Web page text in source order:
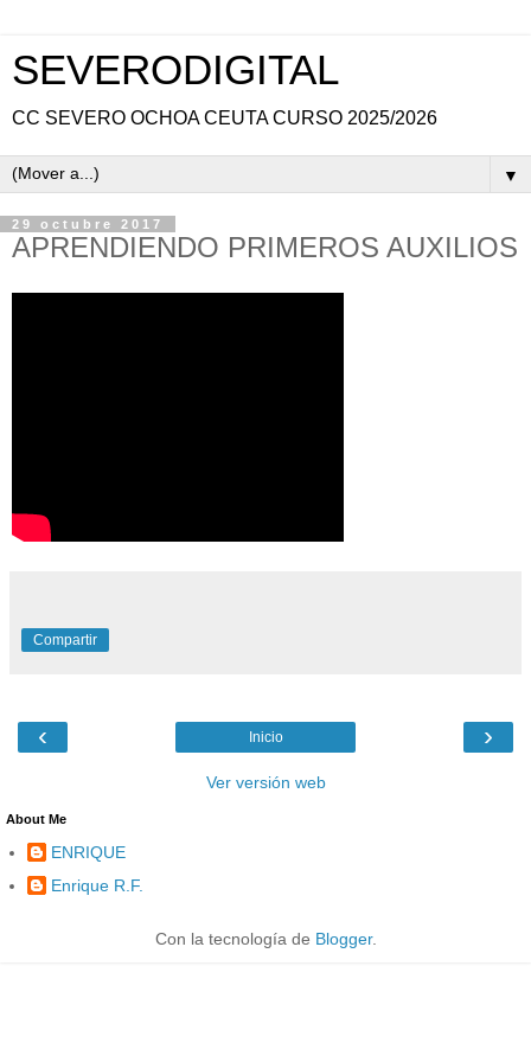
SEVERODIGITAL
CC SEVERO OCHOA CEUTA CURSO 2025/2026
▼
29 octubre 2017
APRENDIENDO PRIMEROS AUXILIOS
Compartir
‹ ›
Inicio
Ver versión web
About Me
ENRIQUE
Enrique R.F.
Con la tecnología de Blogger.